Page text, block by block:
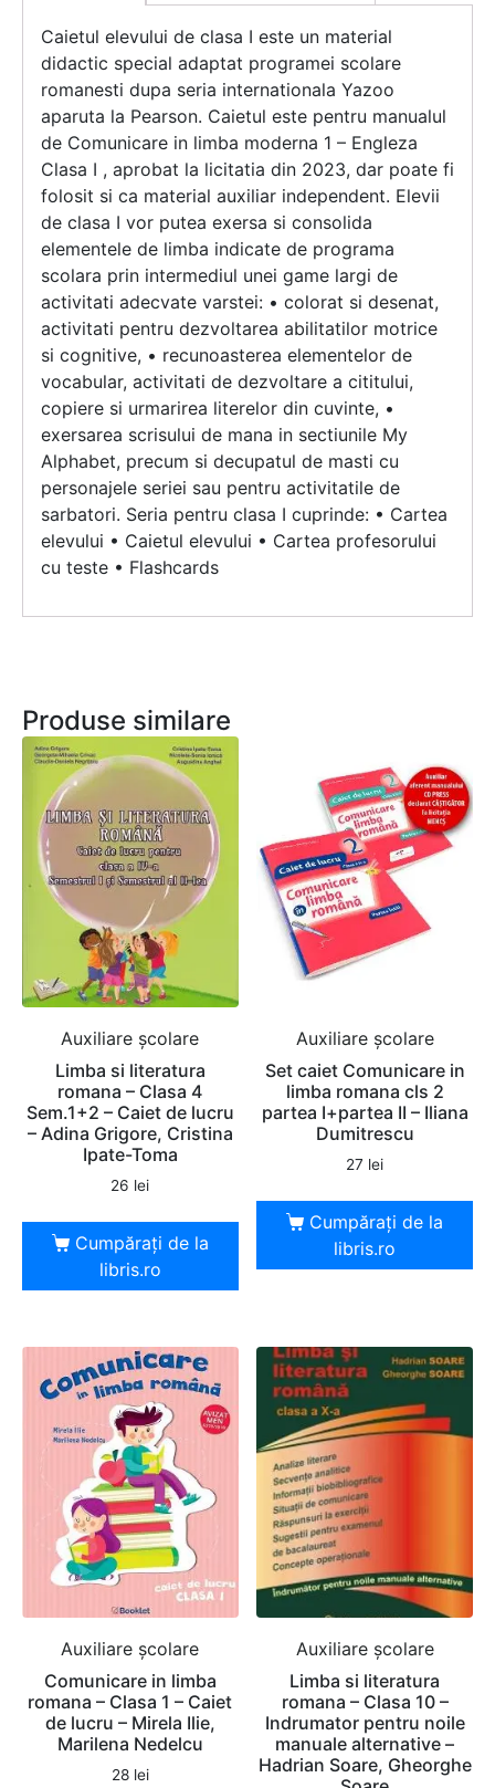
Caietul elevului de clasa I este un material
didactic special adaptat programei scolare
romanesti dupa seria internationala Yazoo
aparuta la Pearson. Caietul este pentru manualul
de Comunicare in limba moderna 1 – Engleza
Clasa I , aprobat la licitatia din 2023, dar poate fi
folosit si ca material auxiliar independent. Elevii
de clasa I vor putea exersa si consolida
elementele de limba indicate de programa
scolara prin intermediul unei game largi de
activitati adecvate varstei: • colorat si desenat,
activitati pentru dezvoltarea abilitatilor motrice
si cognitive, • recunoasterea elementelor de
vocabular, activitati de dezvoltare a cititului,
copiere si urmarirea literelor din cuvinte, •
exersarea scrisului de mana in sectiunile My
Alphabet, precum si decupatul de masti cu
personajele seriei sau pentru activitatile de
sarbatori. Seria pentru clasa I cuprinde: • Cartea
elevului • Caietul elevului • Cartea profesorului
cu teste • Flashcards
Produse similare
Auxiliare şcolare
Limba si literatura
romana – Clasa 4
Sem.1+2 – Caiet de lucru
– Adina Grigore, Cristina
Ipate-Toma
26 lei
Cumpărați de la
libris.ro
Auxiliare şcolare
Set caiet Comunicare in
limba romana cls 2
partea I+partea II – Iliana
Dumitrescu
27 lei
Cumpărați de la
libris.ro
Auxiliare şcolare
Comunicare in limba
romana – Clasa 1 – Caiet
de lucru – Mirela Ilie,
Marilena Nedelcu
28 lei
Auxiliare şcolare
Limba si literatura
romana – Clasa 10 –
Indrumator pentru noile
manuale alternative –
Hadrian Soare, Gheorghe